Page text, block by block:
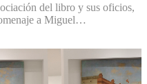
del libro y sus oficios,
a Miguel…